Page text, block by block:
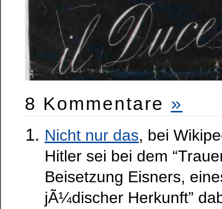
8 Kommentare »
Nicht nur das, bei
Hitler sei bei dem
Beisetzung Eisners,
jÃ¼discher Herkunft”